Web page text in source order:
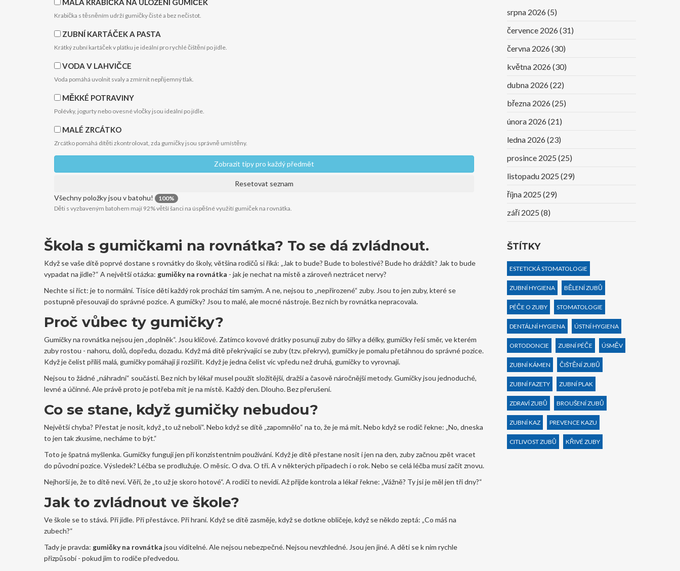
MALÁ KRABIČKA NA ULOŽENÍ GUMIČEK
Krabička s těsněním udrží gumičky čisté a bez nečistot.
ZUBNÍ KARTÁČEK A PASTA
Krátký zubní kartáček v plátku je ideální pro rychlé čištění po jídle.
VODA V LAHVIČCE
Voda pomáhá uvolnit svaly a zmírnit nepříjemný tlak.
MĚKKÉ POTRAVINY
Polévky, jogurty nebo ovesné vločky jsou ideální po jídle.
MALÉ ZRCÁTKO
Zrcátko pomáhá dítěti zkontrolovat, zda gumičky jsou správně umístěny.
Zobrazit tipy pro každý předmět
Resetovat seznam
Všechny položky jsou v batohu!
100%
Děti s vyzbaveným batohem mají 92% větší šanci na úspěšné využití gumiček na rovnátka.
Škola s gumičkami na rovnátka? To se dá zvládnout.
Když se vaše dítě poprvé dostane s rovnátky do školy, většina rodičů si říká: „Jak to bude? Bude to bolestivé? Bude ho dráždit? Jak to bude
vypadat na jídle?“ A největší otázka: gumičky na rovnátka - jak je nechat na místě a zároveň neztrácet nervy?
Nechte si říct: je to normální. Tisíce dětí každý rok prochází tím samým. A ne, nejsou to „nepřirozené“ zuby. Jsou to jen zuby, které se
postupně přesouvají do správné pozice. A gumičky? Jsou to malé, ale mocné nástroje. Bez nich by rovnátka nepracovala.
Proč vůbec ty gumičky?
Gumičky na rovnátka nejsou jen „doplněk“. Jsou klíčové. Zatímco kovové drátky posunují zuby do šířky a délky, gumičky řeší směr, ve kterém
zuby rostou - nahoru, dolů, dopředu, dozadu. Když má dítě překrývající se zuby (tzv. překryv), gumičky je pomalu přetáhnou do správné pozice.
Když je čelist příliš malá, gumičky pomáhají ji rozšířit. Když je jedna čelist víc vpředu než druhá, gumičky to vyrovnají.
Nejsou to žádné „náhradní“ součásti. Bez nich by lékař musel použít složitější, dražší a časově náročnější metody. Gumičky jsou jednoduché,
levné a účinné. Ale právě proto je potřeba mít je na místě. Každý den. Dlouho. Bez přerušení.
Co se stane, když gumičky nebudou?
Největší chyba? Přestat je nosit, když „to už nebolí“. Nebo když se dítě „zapomnělo“ na to, že je má mít. Nebo když se rodič řekne: „No, dneska
to jen tak zkusíme, necháme to být.“
Toto je špatná myšlenka. Gumičky fungují jen při konzistentním používání. Když je dítě přestane nosit i jen na den, zuby začnou zpět vracet
do původní pozice. Výsledek? Léčba se prodlužuje. O měsíc. O dva. O tři. A v některých případech i o rok. Nebo se celá léčba musí začít znovu.
Nejhorší je, že to dítě neví. Věří, že „to už je skoro hotové“. A rodiči to nevidí. Až přijde kontrola a lékař řekne: „Vážně? Ty jsi je měl jen tři dny?“
Jak to zvládnout ve škole?
Ve škole se to stává. Při jídle. Při přestávce. Při hraní. Když se dítě zasměje, když se dotkne obličeje, když se někdo zeptá: „Co máš na
zubech?“
Tady je pravda: gumičky na rovnátka jsou viditelné. Ale nejsou nebezpečné. Nejsou nevzhledné. Jsou jen jiné. A děti se k nim rychle
přizpůsobí - pokud jim to rodiče předvedou.
srpna 2026 (5)
července 2026 (31)
června 2026 (30)
května 2026 (30)
dubna 2026 (22)
března 2026 (25)
února 2026 (21)
ledna 2026 (23)
prosince 2025 (25)
listopadu 2025 (29)
října 2025 (29)
září 2025 (8)
ŠTÍTKY
ESTETICKÁ STOMATOLOGIE
ZUBNÍ HYGIENA BĚLENÍ ZUBŮ
PÉČE O ZUBY STOMATOLOGIE
DENTÁLNÍ HYGIENA ÚSTNÍ HYGIENA
ORTODONCIE ZUBNÍ PÉČE ÚSMĚV
ZUBNÍ KÁMEN ČIŠTĚNÍ ZUBŮ
ZUBNÍ FAZETY ZUBNÍ PLAK
ZDRAVÍ ZUBŮ BROUŠENÍ ZUBŮ
ZUBNÍ KAZ PREVENCE KAZU
CITLIVOST ZUBŮ KŘIVÉ ZUBY